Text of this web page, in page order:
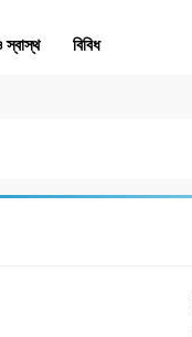
স্বাস্থ বিবিধ